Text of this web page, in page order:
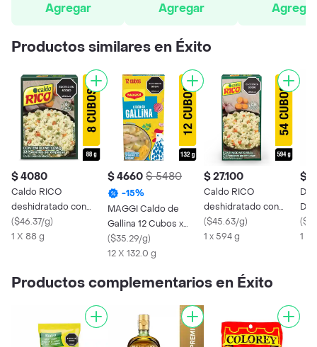
Agregar
Agregar
Agregar
Productos similares en Éxito
$ 4080
Caldo RICO
deshidratado con
verduras 8 cubos x
88g
($46.37/g)
1 X 88 g
$ 4660 $ 5480
-15%
MAGGI Caldo de
Gallina 12 Cubos x
132g
($35.29/g)
12 X 132.0 g
$ 27.100
Caldo RICO
deshidratado con
verduras 54 cubos x
594g
($45.63/g)
1 x 594 g
$
(
1 x
Productos complementarios en Éxito